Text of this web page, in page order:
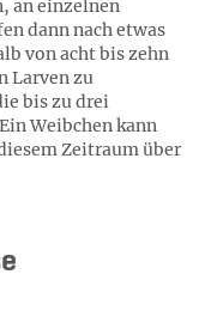
an einzelnen
dann nach etwas
von acht bis zehn
Larven zu
bis zu drei
Weibchen kann
Zeitraum über